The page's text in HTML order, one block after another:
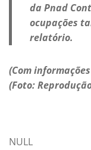
da Pnad
ocupações
relatório.
(Com
(Foto:
NULL